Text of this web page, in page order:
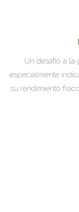
Un desafío a la
especialmente
su rendimiento